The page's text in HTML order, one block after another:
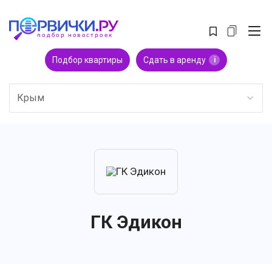
Подбор квартиры Сдать в аренду i
Крым
ГК Эдикон